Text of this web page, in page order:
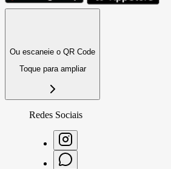
Ou escaneie o QR Code
Toque para ampliar
Redes Sociais